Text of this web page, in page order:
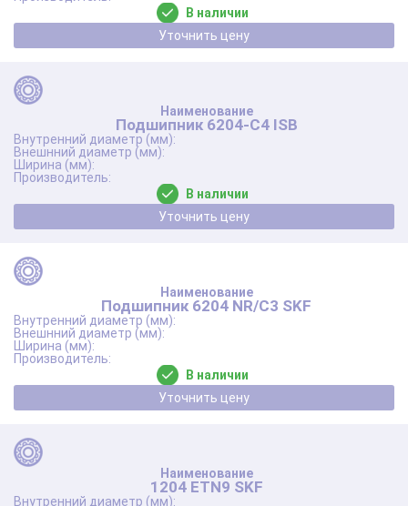
В наличии
Уточнить цену
Подшипник 6204-C4 ISB
В наличии
Уточнить цену
Подшипник 6204 NR/C3 SKF
В наличии
Уточнить цену
1204 ETN9 SKF